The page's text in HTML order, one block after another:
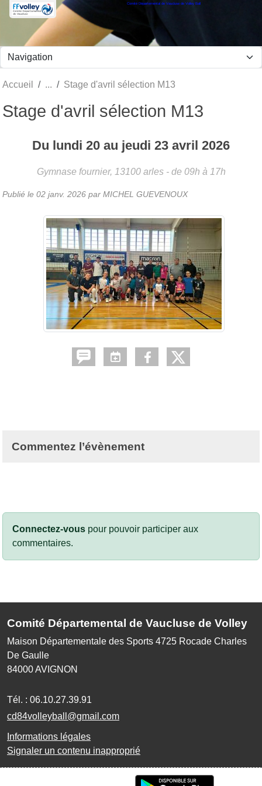
Comité Départemental de Vaucluse de Volley Ball
Accueil Stage d'avril sélection M13
Stage d'avril sélection M13
Du lundi 20 au jeudi 23 avril 2026
Gymnase fournier, 13100 arles - de 09h à 17h
Publié le 02 janv. 2026 par MICHEL GUEVENOUX
Commentez l’évènement
Connectez-vous pour pouvoir participer aux
commentaires.
Comité Départemental de Vaucluse de Volley
Maison Départementale des Sports 4725 Rocade Charles
De Gaulle
84000AVIGNON
Tél. : 06.10.27.39.91
cd84volleyball@gmail.com
Informations légales
Signaler un contenu inapproprié
Panneau de gestion des cookies